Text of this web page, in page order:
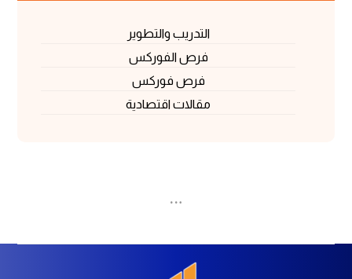
التدريب والتطوير
فرص الفوركس
فرص فوركس
مقالات اقتصادية